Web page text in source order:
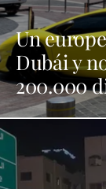
Un
Dubái y
200.000